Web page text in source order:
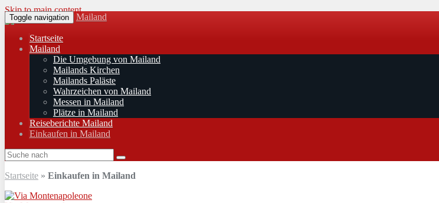
Skip to main content
Toggle navigation Mailand
Startseite
Mailand
Die Umgebung von Mailand
Mailands Kirchen
Mailands Paläste
Wahrzeichen von Mailand
Messen in Mailand
Plätze in Mailand
Reiseberichte Mailand
Einkaufen in Mailand
Startseite » Einkaufen in Mailand